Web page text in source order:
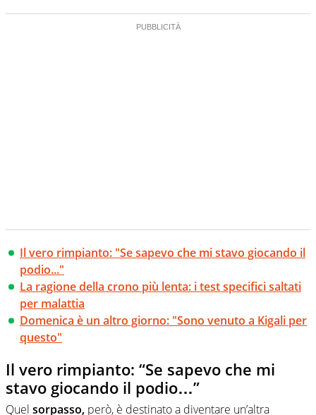
Il vero rimpianto: "Se sapevo che mi stavo giocando il
podio..."
La ragione della crono più lenta: i test specifici saltati
per malattia
Domenica è un altro giorno: "Sono venuto a Kigali per
questo"
Il vero rimpianto: “Se sapevo che mi
stavo giocando il podio…”
Quel sorpasso, però, è destinato a diventare un’altra